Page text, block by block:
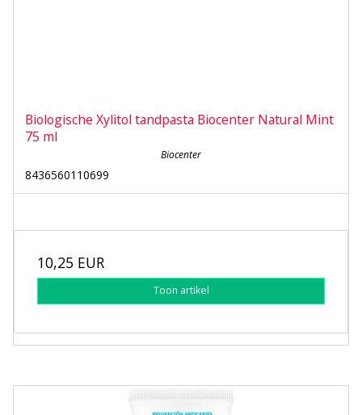
Biologische Xylitol tandpasta Biocenter Natural Mint
75 ml
Biocenter
8436560110699
10,25 EUR
Toon artikel